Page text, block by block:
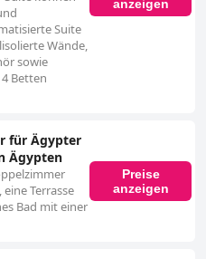
Suite
Wände,
sowie
Betten
anzeigen
für Ägypter
Ägypten
Terrasse
Bad mit einer
Preise
anzeigen